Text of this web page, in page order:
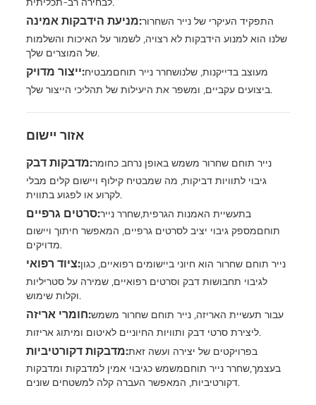
לבחירה רב-תכליתית.
מניעת הידבקות אמינה:התפקיד העיקרי של נייר השחרור
שלנו הוא למנוע הידבקות לא רצויה, לשמור על האיכות והשלמות
של המוצרים שלך.
ייצור מדויק: מעוצב בדייקנות, שלנושחרר נייר תוחםמבטיח
ביצועים עקביים, ומשפר את היעילות של תהליכי הייצור שלך.
אזור יישום
מדבקות דבק:נייר תוחם שחרור משמש באופן נרחב כחומר
גיבוי לתוויות דביקות, מה שמבטיח קילוף ויישום קלים מבלי
לקרוע או לפגוע בתווית.
סרטים גרפיים: בתעשיית האמנות הגרפית,שחרר נייר
תוחםמספק גיבוי יציב לסרטים גרפיים, המאפשר חיתוך ויישום
מדויקים.
ציוד רפואי:נייר תוחם שחרור הוא חיוני ביישומים רפואיים, כגון
לגיבוי תחבושות דבק וסרטים רפואיים, שמירה על סטריליות
וקלות שימוש.
חומרי אריזה:עבור תעשיית האריזה, נייר תוחם שחרור משמש
ליצירת סרטי דבק ותוויות החיוניים לאיטום ומיתוג אריזות.
מדבקות דקורטיביות:בפרויקטים של יצירה ועשה זאת
בעצמך,שחרר נייר תוחםמשמש כגיבוי אמין למדבקות ומדבקות
דקורטיביות, המאפשר העברה קלה למשטחים שונים.